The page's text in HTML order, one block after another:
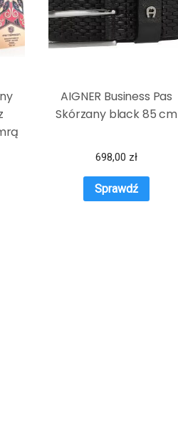
AIGNER Business Pas
Skórzany black 85 cm
698,00 zł
Sprawdź